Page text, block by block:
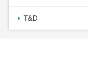
T&D